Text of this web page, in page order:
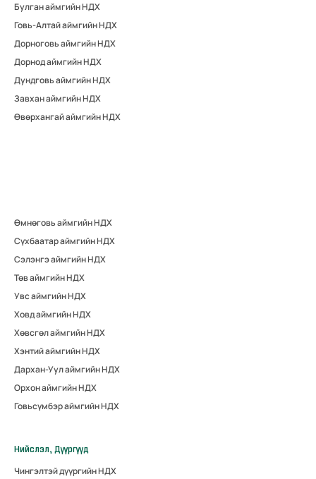
Булган аймгийн НДХ
Говь-Алтай аймгийн НДХ
Дорноговь аймгийн НДХ
Дорнод аймгийн НДХ
Дундговь аймгийн НДХ
Завхан аймгийн НДХ
Өвөрхангай аймгийн НДХ
Өмнөговь аймгийн НДХ
Сүхбаатар аймгийн НДХ
Сэлэнгэ аймгийн НДХ
Төв аймгийн НДХ
Увс аймгийн НДХ
Ховд аймгийн НДХ
Хөвсгөл аймгийн НДХ
Хэнтий аймгийн НДХ
Дархан-Уул аймгийн НДХ
Орхон аймгийн НДХ
Говьсүмбэр аймгийн НДХ
Нийслэл, Дүүргүүд
Чингэлтэй дүүргийн НДХ